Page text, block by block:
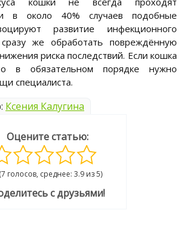
и в около 40% случаев подобные
развитие инфекционного
же обработать повреждённую
риска последствий. Если кошка
в обязательном порядке нужно
специалиста.
Ксения Калугина
Оцените статью:
(7 голосов, среднее: 3.9 из 5)
с друзьями!